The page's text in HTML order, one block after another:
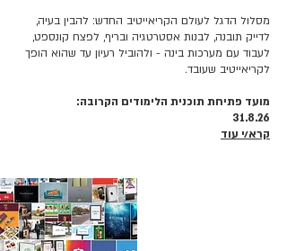
מסלול הדגל לעולם הקריאייטיב החדש: להבין בעיה,
לדייק תובנה, לבנות אסטרטגיה ובריף, לפצח קונספט,
לעבוד עם מערכות בינה - ולהוביל רעיון עד שהוא הופך
לקריאייטיב שעובד.
מועד פתיחת תוכנית הלימודים הקרובה:
31.8.26
קרא/י עוד